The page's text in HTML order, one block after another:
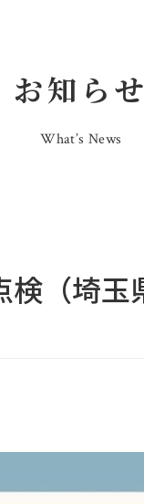
お知らせ
What’s News
（埼玉